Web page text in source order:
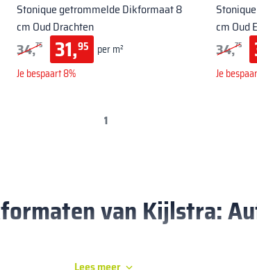
Stonique getrommelde Dikformaat 8
cm Oud Drachten
34,75 31,95
per m²
Je bespaart 8%
cm Oud
34,75
Je
1
van Kijlstra: